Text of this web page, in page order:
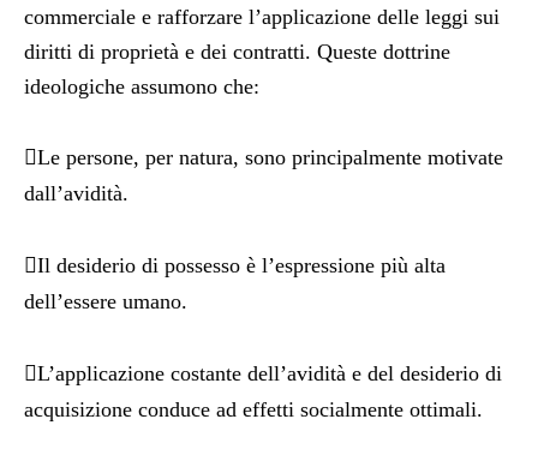
commerciale e rafforzare l’applicazione delle leggi sui
diritti di proprietà e dei contratti. Queste dottrine
ideologiche assumono che:
Le persone, per natura, sono principalmente motivate
dall’avidità.
Il desiderio di possesso è l’espressione più alta
dell’essere umano.
L’applicazione costante dell’avidità e del desiderio di
acquisizione conduce ad effetti socialmente ottimali.